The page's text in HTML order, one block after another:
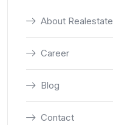
About Realestate
Career
Blog
Contact